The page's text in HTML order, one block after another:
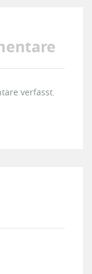
verfasst.